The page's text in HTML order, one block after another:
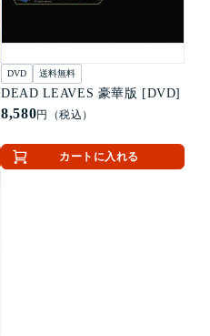
DVD 送料無料
DEAD LEAVES 豪華版 [DVD]
8,580円（税込）
カートに入れる